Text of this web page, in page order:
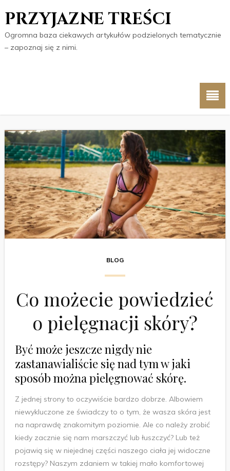
PRZYJAZNE TREŚCI
Ogromna baza ciekawych artykułów podzielonych tematycznie
– zapoznaj się z nimi.
BLOG
Co możecie powiedzieć
o pielęgnacji skóry?
Być może jeszcze nigdy nie
zastanawialiście się nad tym w jaki
sposób można pielęgnować skórę.
Z jednej strony to oczywiście bardzo dobrze. Albowiem
niewykluczone ze świadczy to o tym, że wasza skóra jest
na naprawdę znakomitym poziomie. Ale co należy zrobić
kiedy zacznie się nam marszczyć lub łuszczyć? Lub też
pojawią się w niejednej części naszego ciała jej widoczne
rozstępy? Naszym zdaniem w takiej mało komfortowej